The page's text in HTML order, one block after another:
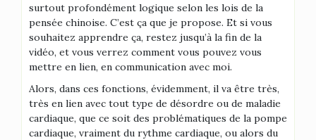
surtout profondément logique selon les lois de la
pensée chinoise. C’est ça que je propose. Et si vous
souhaitez apprendre ça, restez jusqu’à la fin de la
vidéo, et vous verrez comment vous pouvez vous
mettre en lien, en communication avec moi.
Alors, dans ces fonctions, évidemment, il va être très,
très en lien avec tout type de désordre ou de maladie
cardiaque, que ce soit des problématiques de la pompe
cardiaque, vraiment du rythme cardiaque, ou alors du